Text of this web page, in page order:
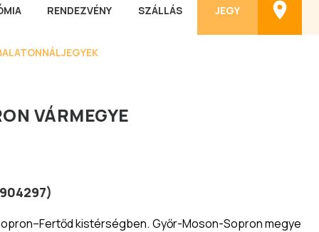
RENDEZVÉNY SZÁLLÁS JEGY
JEGYEK
VÁRMEGYE
)
kistérségben. Győr-Moson-Sopron megye